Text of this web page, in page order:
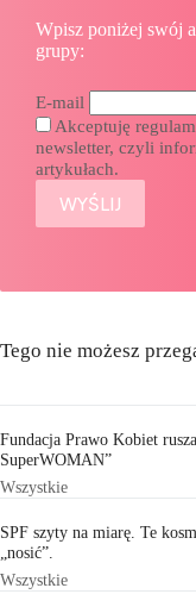
Wpisz poniżej swój
grupy:
E-mail
Akceptuję
newsletter, czyli
artykułach.
Tego nie możesz
Fundacja Prawo Kobiet
SuperWOMAN”
Wszystkie
SPF szyty na miarę. Te
„nosić”.
Wszystkie